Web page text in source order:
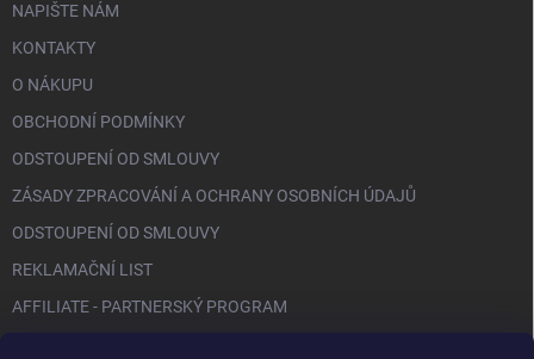
NAPIŠTE NÁM
KONTAKTY
O NÁKUPU
OBCHODNÍ PODMÍNKY
ODSTOUPENÍ OD SMLOUVY
ZÁSADY ZPRACOVÁNÍ A OCHRANY OSOBNÍCH ÚDAJŮ
ODSTOUPENÍ OD SMLOUVY
REKLAMAČNÍ LIST
AFFILIATE - PARTNERSKÝ PROGRAM